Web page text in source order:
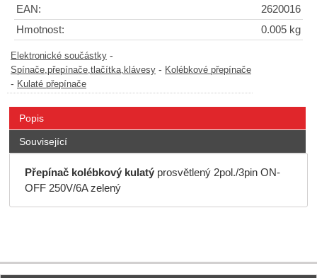
EAN:
2620016
Hmotnost:
0.005 kg
Elektronické součástky -
Spínače,přepínače,tlačítka,klávesy - Kolébkové přepínače
- Kulaté přepínače
Popis
Související
Přepínač kolébkový kulatý prosvětlený 2pol./3pin ON-
OFF 250V/6A zelený